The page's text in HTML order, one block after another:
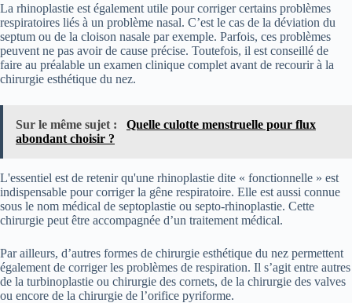
La rhinoplastie est également utile pour corriger certains problèmes
respiratoires liés à un problème nasal. C’est le cas de la déviation du
septum ou de la cloison nasale par exemple. Parfois, ces problèmes
peuvent ne pas avoir de cause précise. Toutefois, il est conseillé de
faire au préalable un examen clinique complet avant de recourir à la
chirurgie esthétique du nez.
Sur le même sujet :
Quelle culotte menstruelle pour flux
abondant choisir ?
L'essentiel est de retenir qu'une rhinoplastie dite « fonctionnelle » est
indispensable pour corriger la gêne respiratoire. Elle est aussi connue
sous le nom médical de septoplastie ou septo-rhinoplastie. Cette
chirurgie peut être accompagnée d’un traitement médical.
Par ailleurs, d’autres formes de chirurgie esthétique du nez permettent
également de corriger les problèmes de respiration. Il s’agit entre autres
de la turbinoplastie ou chirurgie des cornets, de la chirurgie des valves
ou encore de la chirurgie de l’orifice pyriforme.